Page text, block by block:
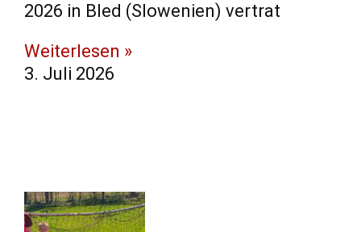
2026 in Bled (Slowenien) vertrat
Weiterlesen »
3. Juli 2026